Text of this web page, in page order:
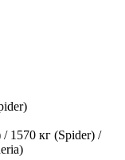
1570 кг (Spider) /